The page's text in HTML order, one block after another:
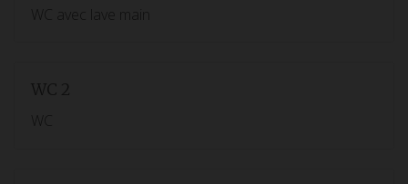
WC avec lave main
WC 2